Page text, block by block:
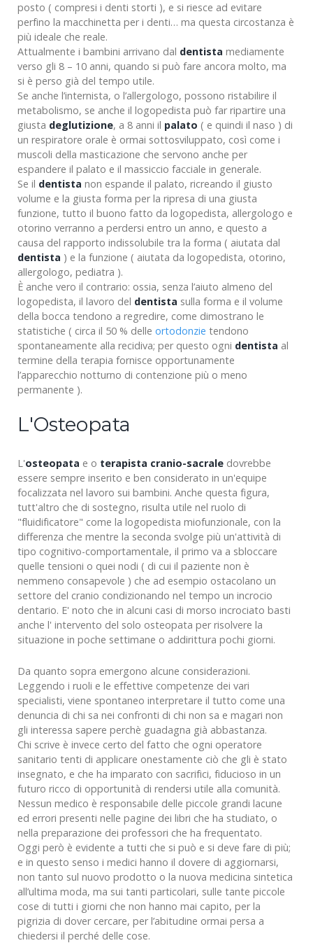
posto ( compresi i denti storti ), e si riesce ad evitare
perfino la macchinetta per i denti… ma questa circostanza è
più ideale che reale.
Attualmente i bambini arrivano dal dentista mediamente
verso gli 8 – 10 anni, quando si può fare ancora molto, ma
si è perso già del tempo utile.
Se anche l’internista, o l’allergologo, possono ristabilire il
metabolismo, se anche il logopedista può far ripartire una
giusta deglutizione, a 8 anni il palato ( e quindi il naso ) di
un respiratore orale è ormai sottosviluppato, così come i
muscoli della masticazione che servono anche per
espandere il palato e il massiccio facciale in generale.
Se il dentista non espande il palato, ricreando il giusto
volume e la giusta forma per la ripresa di una giusta
funzione, tutto il buono fatto da logopedista, allergologo e
otorino verranno a perdersi entro un anno, e questo a
causa del rapporto indissolubile tra la forma ( aiutata dal
dentista ) e la funzione ( aiutata da logopedista, otorino,
allergologo, pediatra ).
È anche vero il contrario: ossia, senza l’aiuto almeno del
logopedista, il lavoro del dentista sulla forma e il volume
della bocca tendono a regredire, come dimostrano le
statistiche ( circa il 50 % delle ortodonzie tendono
spontaneamente alla recidiva; per questo ogni dentista al
termine della terapia fornisce opportunamente
l’apparecchio notturno di contenzione più o meno
permanente ).
L'Osteopata
L'osteopata e o terapista cranio-sacrale dovrebbe
essere sempre inserito e ben considerato in un'equipe
focalizzata nel lavoro sui bambini. Anche questa figura,
tutt'altro che di sostegno, risulta utile nel ruolo di
"fluidificatore" come la logopedista miofunzionale, con la
differenza che mentre la seconda svolge più un'attività di
tipo cognitivo-comportamentale, il primo va a sbloccare
quelle tensioni o quei nodi ( di cui il paziente non è
nemmeno consapevole ) che ad esempio ostacolano un
settore del cranio condizionando nel tempo un incrocio
dentario. E' noto che in alcuni casi di morso incrociato basti
anche l' intervento del solo osteopata per risolvere la
situazione in poche settimane o addirittura pochi giorni.
Da quanto sopra emergono alcune considerazioni.
Leggendo i ruoli e le effettive competenze dei vari
specialisti, viene spontaneo interpretare il tutto come una
denuncia di chi sa nei confronti di chi non sa e magari non
gli interessa sapere perchè guadagna già abbastanza.
Chi scrive è invece certo del fatto che ogni operatore
sanitario tenti di applicare onestamente ciò che gli è stato
insegnato, e che ha imparato con sacrifici, fiducioso in un
futuro ricco di opportunità di rendersi utile alla comunità.
Nessun medico è responsabile delle piccole grandi lacune
ed errori presenti nelle pagine dei libri che ha studiato, o
nella preparazione dei professori che ha frequentato.
Oggi però è evidente a tutti che si può e si deve fare di più;
e in questo senso i medici hanno il dovere di aggiornarsi,
non tanto sul nuovo prodotto o la nuova medicina sintetica
all’ultima moda, ma sui tanti particolari, sulle tante piccole
cose di tutti i giorni che non hanno mai capito, per la
pigrizia di dover cercare, per l’abitudine ormai persa a
chiedersi il perché delle cose.